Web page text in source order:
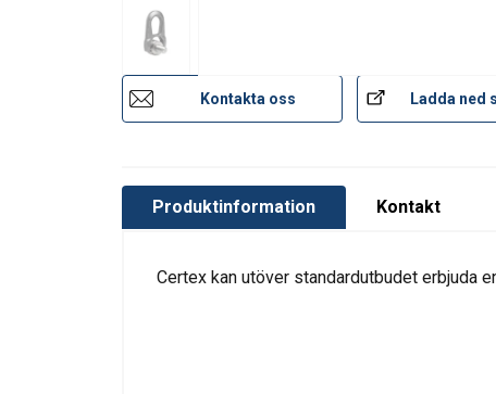
Kontakta oss Ladda ned
Produktinformation Kontakt
Certex kan utöver standardutbudet erbjuda
Denna
information om din